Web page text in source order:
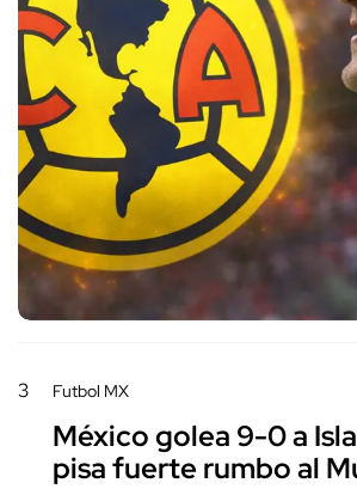
3 Futbol MX
México golea 9-0 a
pisa fuerte rumbo al